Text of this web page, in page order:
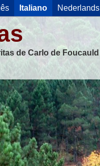
Italiano Nederlands
de Carlo de Foucauld